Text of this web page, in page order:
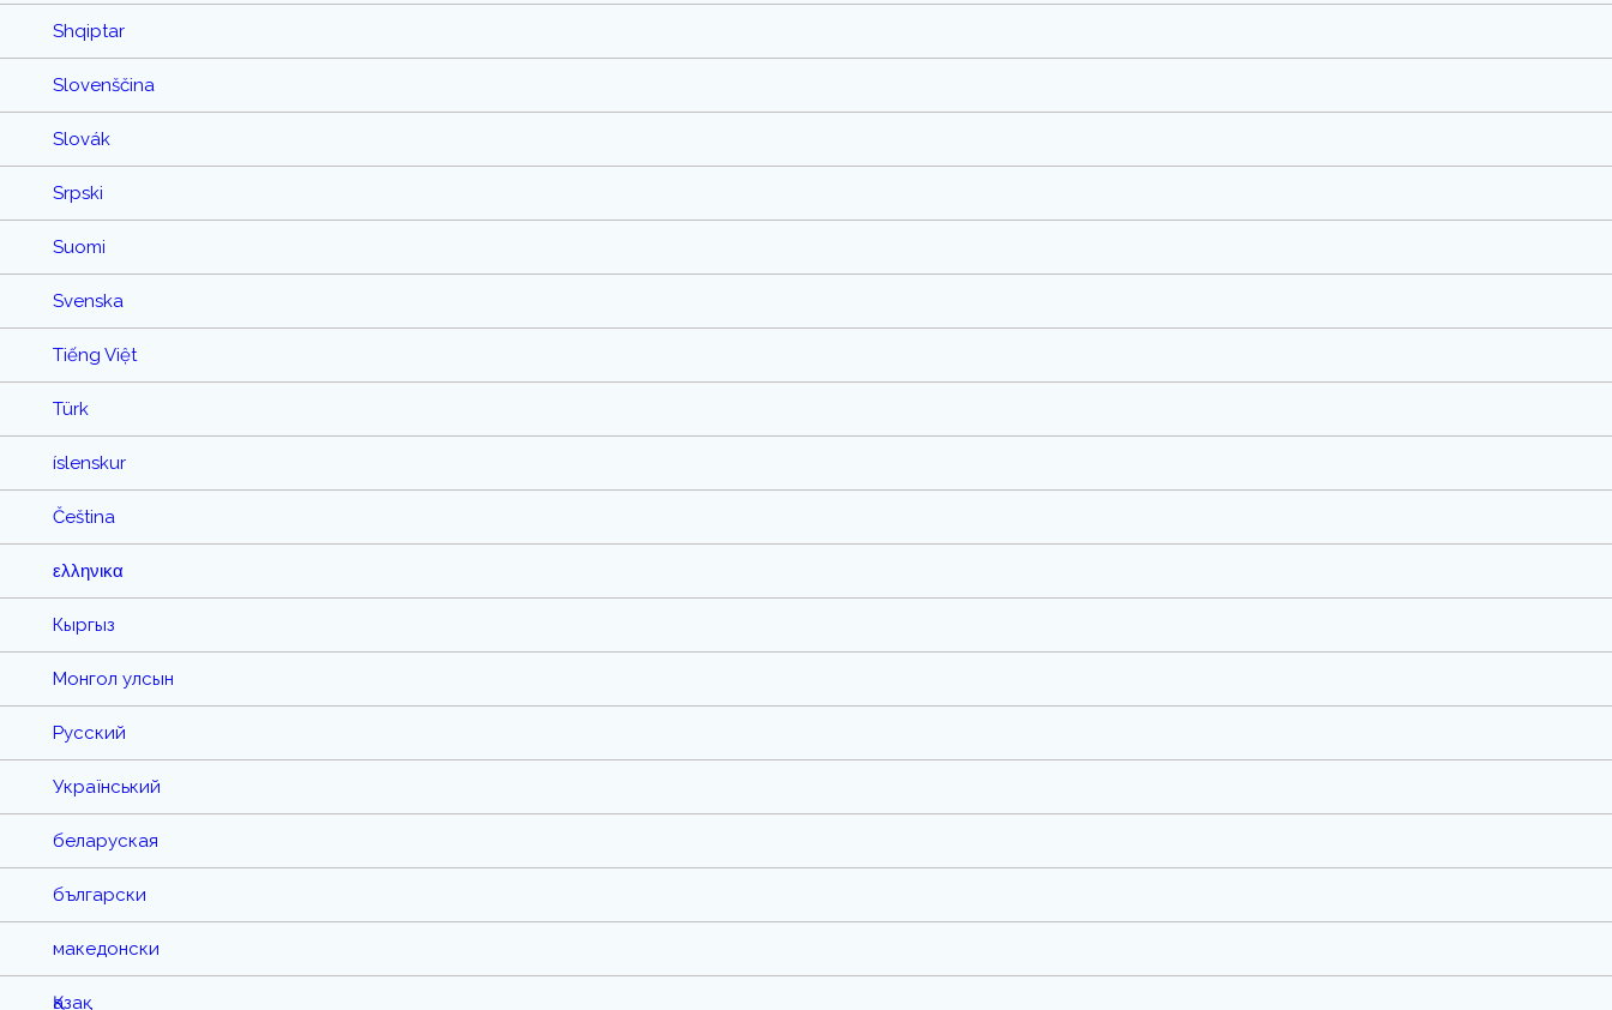
Shqiptar
Slovenščina
Slovák
Srpski
Suomi
Svenska
Tiếng Việt
Türk
íslenskur
Čeština
ελληνικα
Кыргыз
Монгол улсын
Русский
Український
беларуская
български
македонски
Қазақ